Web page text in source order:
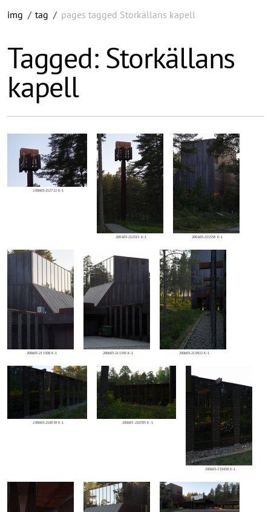
img / tag / pages tagged Storkällans kapell
Tagged: Storkällans
kapell
200603-212722 K-1
200603-212315 K-1 200603-211558 K-1
200603-211508 K-1 200603-211345 K-1 200603-210922 K-1
200603-210838 K-1 200603-210705 K-1
200603-210438 K-1